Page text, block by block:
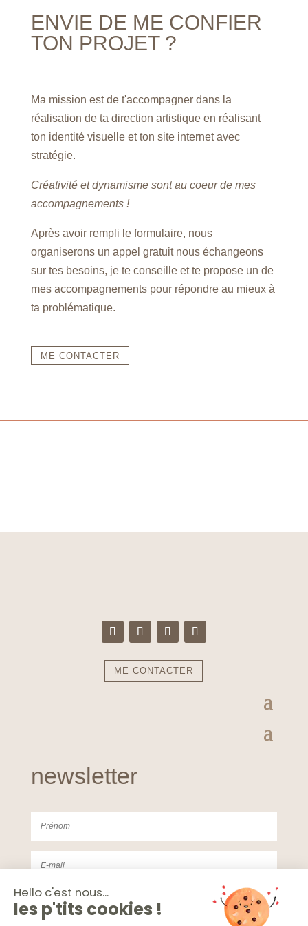
ENVIE DE ME CONFIER
TON PROJET ?
Ma mission est de t'accompagner dans la
réalisation de ta direction artistique en réalisant
ton identité visuelle et ton site internet avec
stratégie.
Créativité et dynamisme sont au coeur de mes
accompagnements !
Après avoir rempli le formulaire, nous
organiserons un appel gratuit nous échangeons
sur tes besoins, je te conseille et te propose un de
mes accompagnements pour répondre au mieux à
ta problématique.
ME CONTACTER
ME CONTACTER
newsletter
J'accepte de recevoir la Newsletter de Studio
Eucalyptus. Voir la politique de confidentialités